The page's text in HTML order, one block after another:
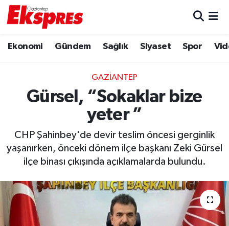
Ekonomi Gündem Sağlık Siyaset Spor
GAZIANTEP
Gürsel, “Sokaklar bize
yeter ”
CHP Şahinbey'de devir teslim öncesi gerginlik
yaşanırken, önceki dönem ilçe başkanı Zeki Gürsel
ilçe binası çıkışında açıklamalarda bulundu.
Ekonomi
Gaziantep son dakika
Gündem
Haberler
Kültür Sanat
Magazin
Trafik Durumu
Puan Durumu ve Fikstür
Tüm Manşetler
Son Dakika Haberleri
Haber Arşivi